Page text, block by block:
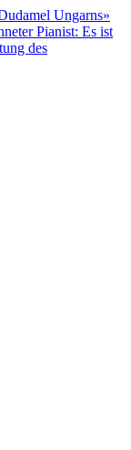
Ungarns»
Pianist: Es ist
des